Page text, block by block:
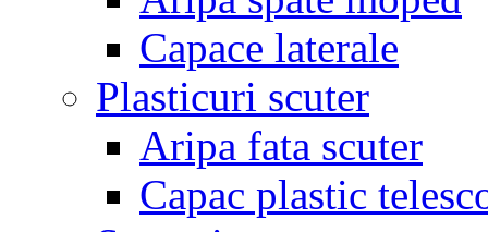
Capace laterale
Plasticuri scuter
Aripa fata scuter
Capac plastic